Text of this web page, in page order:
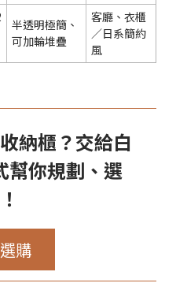
半透明極簡、
可加輪堆疊
客廳、衣櫃
／日系簡約
風
納櫃？交給白
幫你規劃、選
購